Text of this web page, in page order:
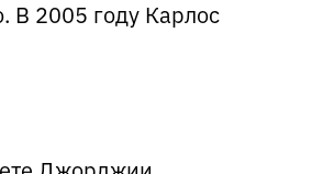
В 2005 году Карлос